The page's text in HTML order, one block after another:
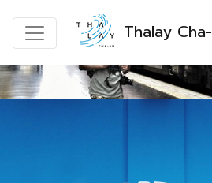
Thalay
Thalay through